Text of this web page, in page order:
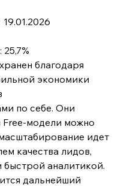
благодаря
экономики
по себе. Они
Free-модели можно
идет
качества лидов,
аналитикой.
дальнейший